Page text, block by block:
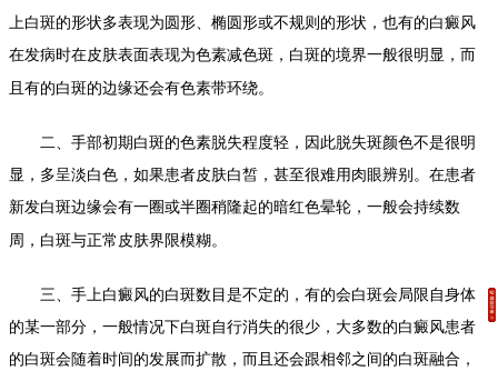
上白斑的形状多表现为圆形、椭圆形或不规则的形状，也有的白癜风
在发病时在皮肤表面表现为色素减色斑，白斑的境界一般很明显，而
且有的白斑的边缘还会有色素带环绕。
二、手部初期白斑的色素脱失程度轻，因此脱失斑颜色不是很明
显，多呈淡白色，如果患者皮肤白皙，甚至很难用肉眼辨别。在患者
新发白斑边缘会有一圈或半圈稍隆起的暗红色晕轮，一般会持续数
周，白斑与正常皮肤界限模糊。
三、手上白癜风的白斑数目是不定的，有的会白斑会局限自身体
的某一部分，一般情况下白斑自行消失的很少，大多数的白癜风患者
的白斑会随着时间的发展而扩散，而且还会跟相邻之间的白斑融合，